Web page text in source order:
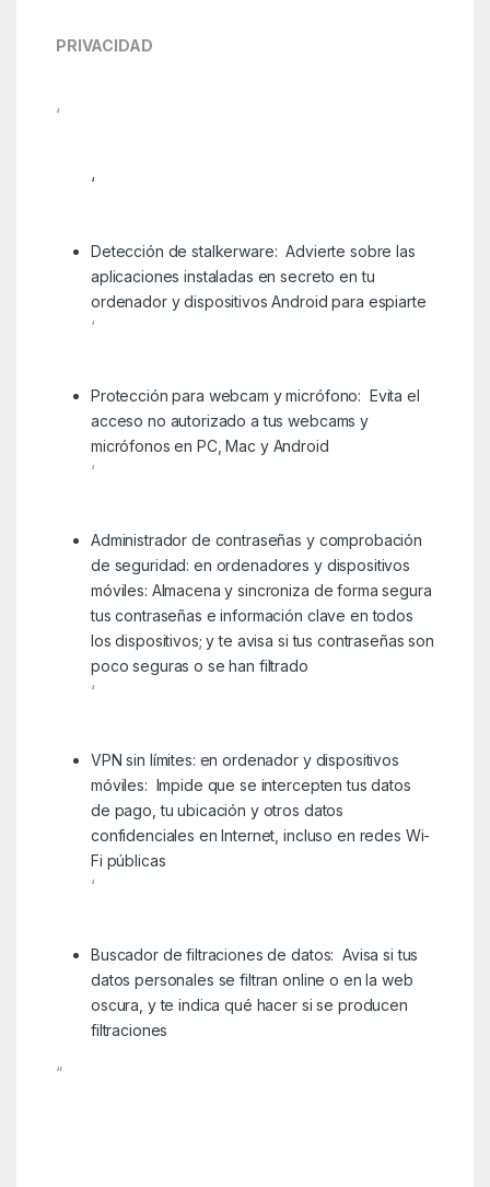
PRIVACIDAD
‘
‘
Detección de stalkerware: Advierte sobre las
aplicaciones instaladas en secreto en tu
ordenador y dispositivos Android para espiarte
‘
Protección para webcam y micrófono: Evita el
acceso no autorizado a tus webcams y
micrófonos en PC, Mac y Android
‘
Administrador de contraseñas y comprobación
de seguridad: en ordenadores y dispositivos
móviles: Almacena y sincroniza de forma segura
tus contraseñas e información clave en todos
los dispositivos; y te avisa si tus contraseñas son
poco seguras o se han filtrado
‘
VPN sin límites: en ordenador y dispositivos
móviles: Impide que se intercepten tus datos
de pago, tu ubicación y otros datos
confidenciales en Internet, incluso en redes Wi-
Fi públicas
‘
Buscador de filtraciones de datos: Avisa si tus
datos personales se filtran online o en la web
oscura, y te indica qué hacer si se producen
filtraciones
“